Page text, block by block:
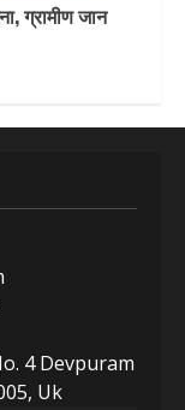
ग्रामीण जान
4 Devpuram
Uk